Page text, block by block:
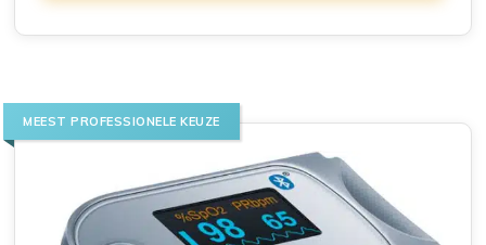
MEEST PROFESSIONELE KEUZE